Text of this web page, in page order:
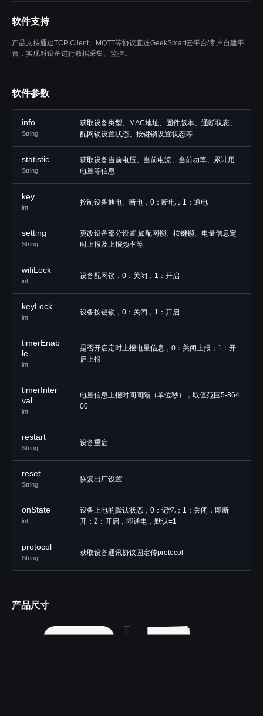
软件支持
产品支持通过TCP Client、MQTT等协议直连GeekSmart云平台/客户自建平
台，实现对设备进行数据采集、监控。
软件参数
info
String
获取设备类型、MAC地址、固件版本、通断状态、
配网锁设置状态、按键锁设置状态等
statistic
String
获取设备当前电压、当前电流、当前功率、累计用
电量等信息
key
int
控制设备通电、断电，0：断电，1：通电
setting
String
更改设备部分设置,如配网锁、按键锁、电量信息定
时上报及上报频率等
wifiLock
int
设备配网锁，0：关闭，1：开启
keyLock
int
设备按键锁，0：关闭，1：开启
timerEnab
le
int
是否开启定时上报电量信息，0：关闭上报；1：开
启上报
timerInter
val
int
电量信息上报时间间隔（单位秒），取值范围5-864
00
restart
String
设备重启
reset
String
恢复出厂设置
onState
int
设备上电的默认状态，0：记忆；1：关闭，即断
开；2：开启，即通电，默认=1
protocol
String
获取设备通讯协议固定传protocol
产品尺寸